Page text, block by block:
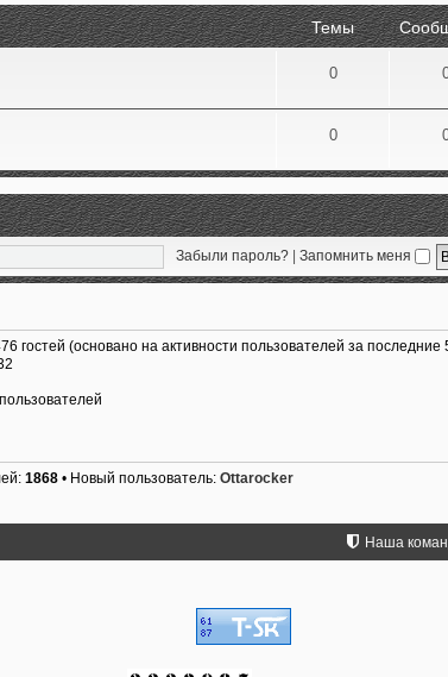
Темы
0
0
Забыли пароль? Запомнить меня
гостей (основано на активности пользователей за последние
1868• Новый пользователь: Ottarocker
Наша